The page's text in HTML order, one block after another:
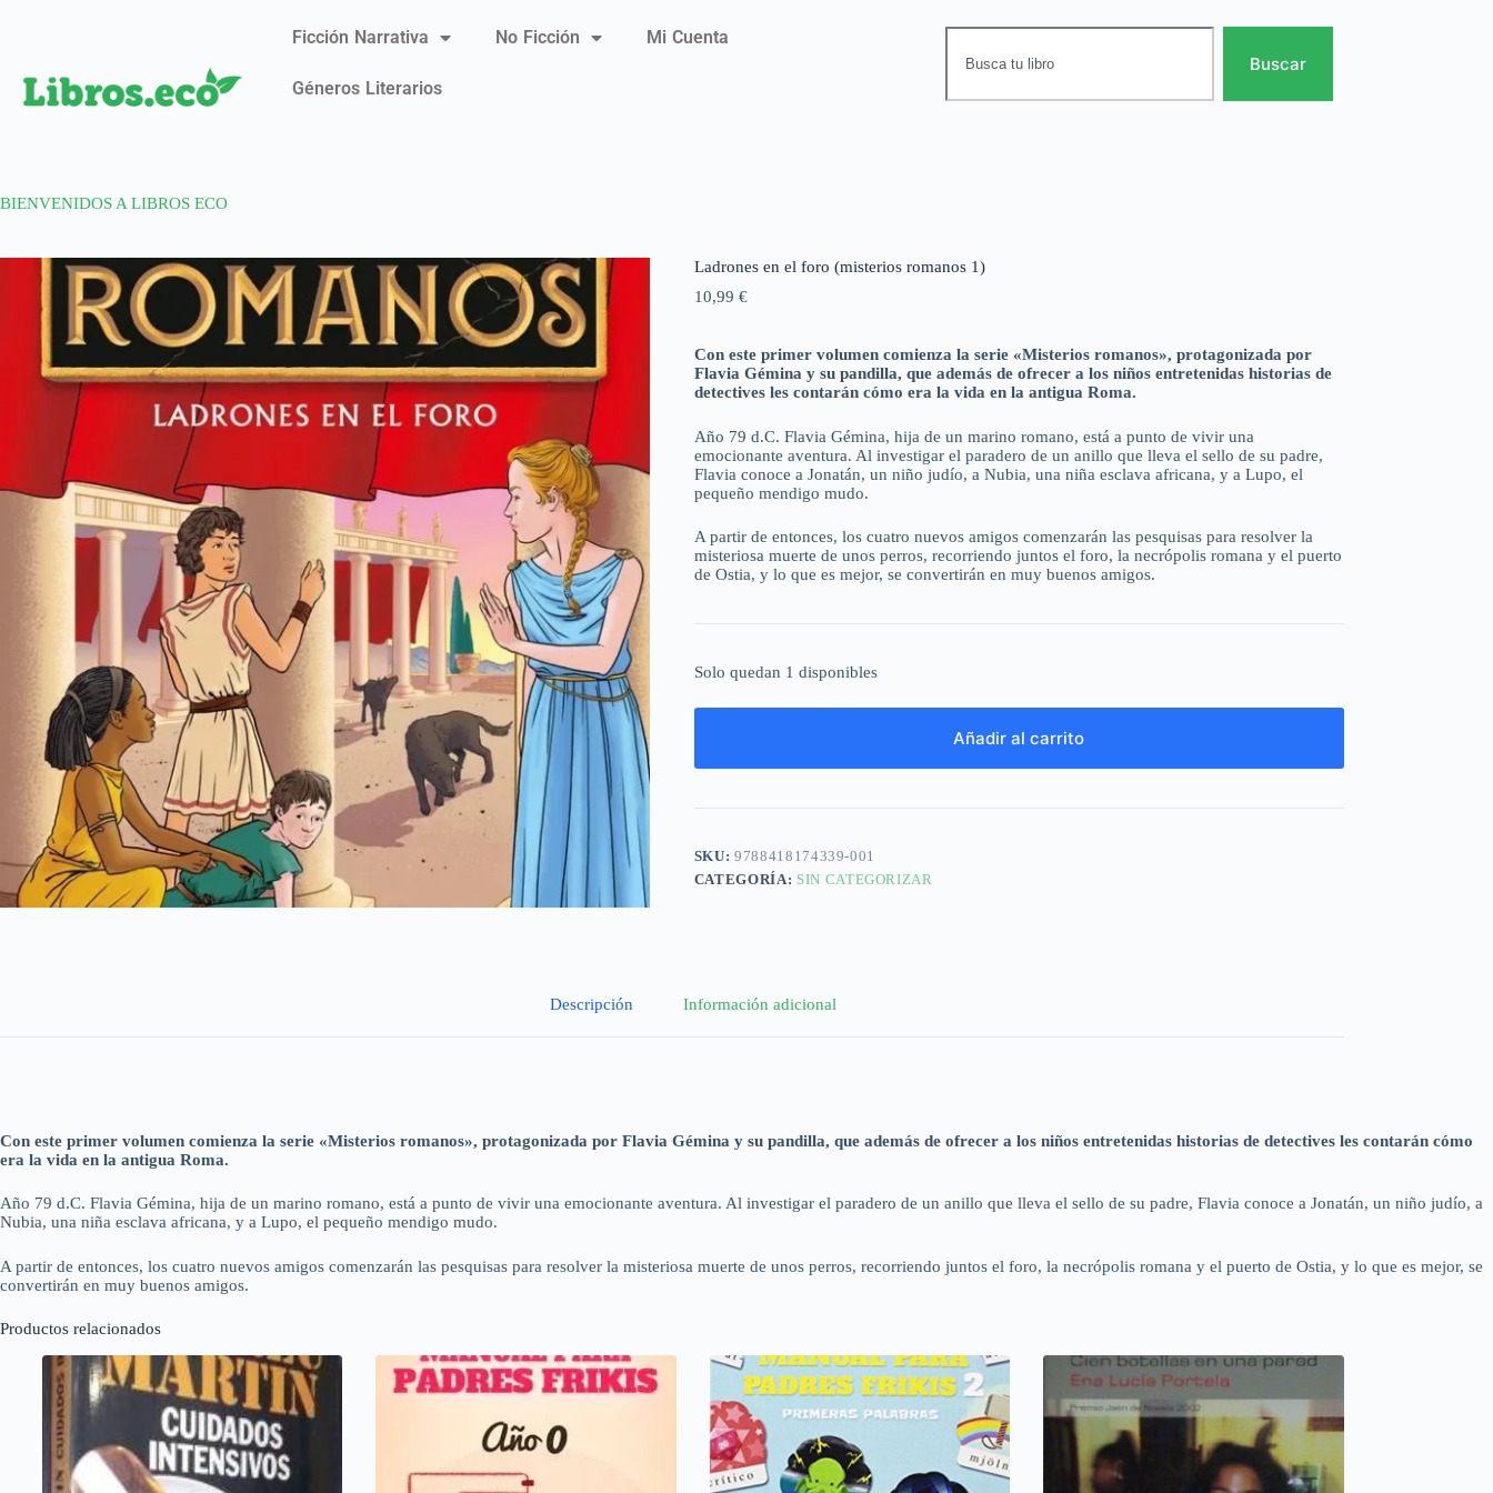
Ficción Narrativa No Ficción Mi Cuenta
Géneros Literarios
Buscar
BIENVENIDOS A LIBROS ECO
Ladrones en el foro (misterios romanos 1)
10,99 €
Con este primer volumen comienza la serie «Misterios romanos», protagonizada por
Flavia Gémina y su pandilla, que además de ofrecer a los niños entretenidas historias de
detectives les contarán cómo era la vida en la antigua Roma.
Año 79 d.C. Flavia Gémina, hija de un marino romano, está a punto de vivir una
emocionante aventura. Al investigar el paradero de un anillo que lleva el sello de su padre,
Flavia conoce a Jonatán, un niño judío, a Nubia, una niña esclava africana, y a Lupo, el
pequeño mendigo mudo.
A partir de entonces, los cuatro nuevos amigos comenzarán las pesquisas para resolver la
misteriosa muerte de unos perros, recorriendo juntos el foro, la necrópolis romana y el puerto
de Ostia, y lo que es mejor, se convertirán en muy buenos amigos.
Solo quedan 1 disponibles
Añadir al carrito
SKU:9788418174339-001
CATEGORÍA: SIN CATEGORIZAR
Descripción Información adicional
Con este primer volumen comienza la serie «Misterios romanos», protagonizada por Flavia Gémina y su pandilla, que además de ofrecer a los niños entretenidas historias de detectives les contarán cómo
era la vida en la antigua Roma.
Año 79 d.C. Flavia Gémina, hija de un marino romano, está a punto de vivir una emocionante aventura. Al investigar el paradero de un anillo que lleva el sello de su padre, Flavia conoce a Jonatán, un niño judío, a
Nubia, una niña esclava africana, y a Lupo, el pequeño mendigo mudo.
A partir de entonces, los cuatro nuevos amigos comenzarán las pesquisas para resolver la misteriosa muerte de unos perros, recorriendo juntos el foro, la necrópolis romana y el puerto de Ostia, y lo que es mejor, se
convertirán en muy buenos amigos.
Productos relacionados